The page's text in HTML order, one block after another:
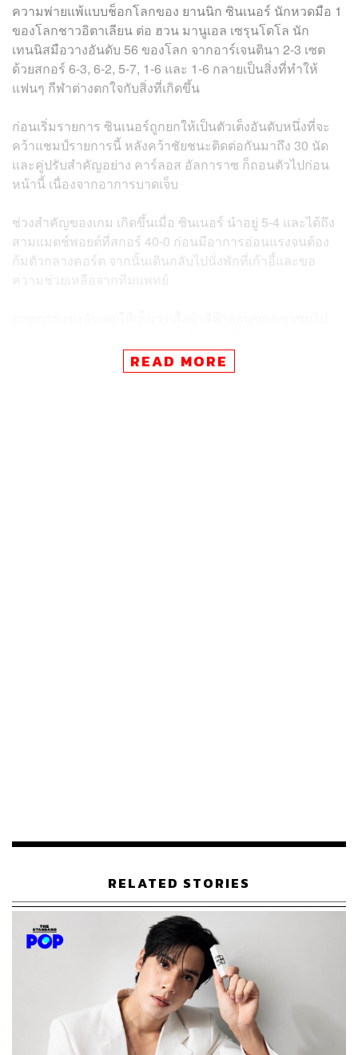
ความพ่ายแพ้แบบช็อกโลกของ ยานนิก ซินเนอร์ นักหวดมือ 1
ของโลกชาวอิตาเลียน ต่อ ฮวน มานูเอล เซรุนโดโล นัก
เทนนิสมือวางอันดับ 56 ของโลก จากอาร์เจนตินา 2-3 เซต
ด้วยสกอร์ 6-3, 6-2, 5-7, 1-6 และ 1-6 กลายเป็นสิ่งที่ทำให้
แฟนๆ กีฬาต่างตกใจกับสิ่งที่เกิดขึ้น
ก่อนเริ่มรายการ ซินเนอร์ถูกยกให้เป็นตัวเต็งอันดับหนึ่งที่จะ
คว้าแชมป์รายการนี้ หลังคว้าชัยชนะติดต่อกันมาถึง 30 นัด
และคู่ปรับสำคัญอย่าง คาร์ลอส อัลการาซ ก็ถอนตัวไปก่อน
หน้านี้ เนื่องจากอาการบาดเจ็บ
ช่วงสำคัญของเกม เกิดขึ้นเมื่อ ซินเนอร์ นำอยู่ 5-4 และได้ถึง
สามแมตช์พอยต์ที่สกอร์ 40-0 ก่อนมีอาการอ่อนแรงจนต้อง
ก้มตัวกลางคอร์ต จากนั้นเดินกลับไปนั่งพักที่เก้าอี้และขอ
ความช่วยเหลือจากทีมแพทย์
นอกจากนี้ ซินเนอร์ยังระบุว่าเขานอนหลับไม่สนิทในคืนก่อน
การแข่งขัน ทำให้รู้สึกไม่มีพลังงานตลอดทั้งวันด้วย
จะเห็นได้ว่าเหตุการณ์ที่เกิดขึ้น หนึ่งในสาเหตุที่ยากจะปฏิเสธ
เป็นผลมาจากอากาศร้อนในกรุงปารีส ที่นอกจากเล่นงานซิน
เนอร์แล้ว ยังเล่นงานนักเทนนิสและแฟนๆ ด้วย
READ MORE
RELATED STORIES